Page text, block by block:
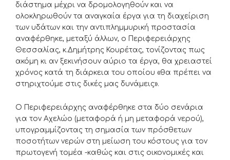
διάστημα μέχρι να δρομολογηθούν και να
ολοκληρωθούν τα αναγκαία έργα για τη διαχείριση
των υδάτων και την αντιπλημμυρική προστασία
αναφέρθηκε, μεταξύ άλλων, ο Περιφερειάρχης
Θεσσαλίας, κ.Δημήτρης Κουρέτας, τονίζοντας πως
ακόμη κι αν ξεκινήσουν αύριο τα έργα, θα χρειαστεί
χρόνος κατά τη διάρκεια του οποίου «θα πρέπει να
στηριχτούμε στις δικές μας δυνάμεις».
Ο Περιφερειάρχης αναφέρθηκε στα δύο σενάρια
για τον Αχελώο (μεταφορά ή μη μεταφορά νερού),
υπογραμμίζοντας τη σημασία των πρόσθετων
ποσοτήτων νερών στη μείωση του κόστους για τον
πρωτογενή τομέα -καθώς και στις οικονομικές και